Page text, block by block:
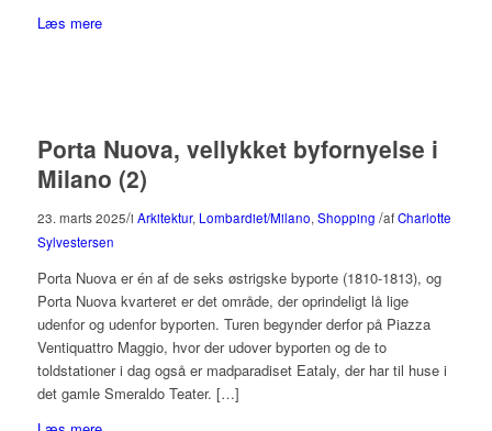
Læs mere
Porta Nuova, vellykket byfornyelse i
Milano (2)
23. marts 2025/i Arkitektur, Lombardiet/Milano,Shopping /afCharlotte
Sylvestersen
Porta Nuova er én af de seks østrigske byporte (1810-1813), og
Porta Nuova kvarteret er det område, der oprindeligt lå lige
udenfor og udenfor byporten. Turen begynder derfor på Piazza
Ventiquattro Maggio, hvor der udover byporten og de to
toldstationer i dag også er madparadiset Eataly, der har til huse i
det gamle Smeraldo Teater. […]